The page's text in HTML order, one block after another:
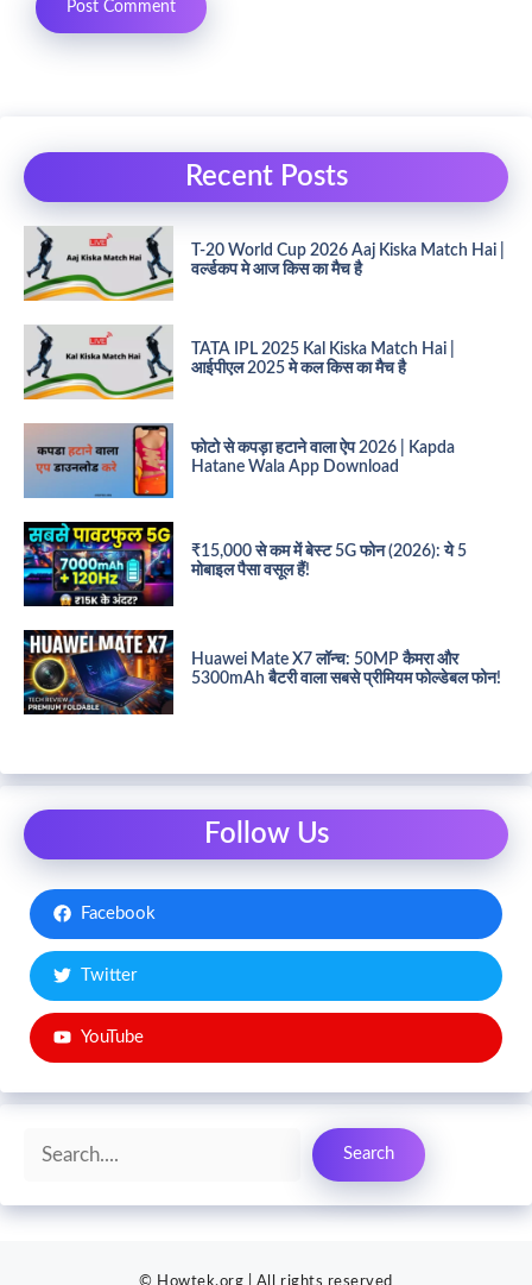
Recent Posts
T-20 World Cup 2026 Aaj Kiska Match Hai |
वर्ल्डकप मे आज किस का मैच है
TATA IPL 2025 Kal Kiska Match Hai |
आईपीएल 2025 मे कल किस का मैच है
फोटो से कपड़ा हटाने वाला ऐप 2026 | Kapda
Hatane Wala App Download
₹15,000 से कम में बेस्ट 5G फोन (2026): ये 5
मोबाइल पैसा वसूल हैं!
Huawei Mate X7 लॉन्च: 50MP कैमरा और
5300mAh बैटरी वाला सबसे प्रीमियम फोल्डेबल फोन!
Follow Us
Facebook
Twitter
YouTube
Search
Search
© Howtek.org | All rights reserved